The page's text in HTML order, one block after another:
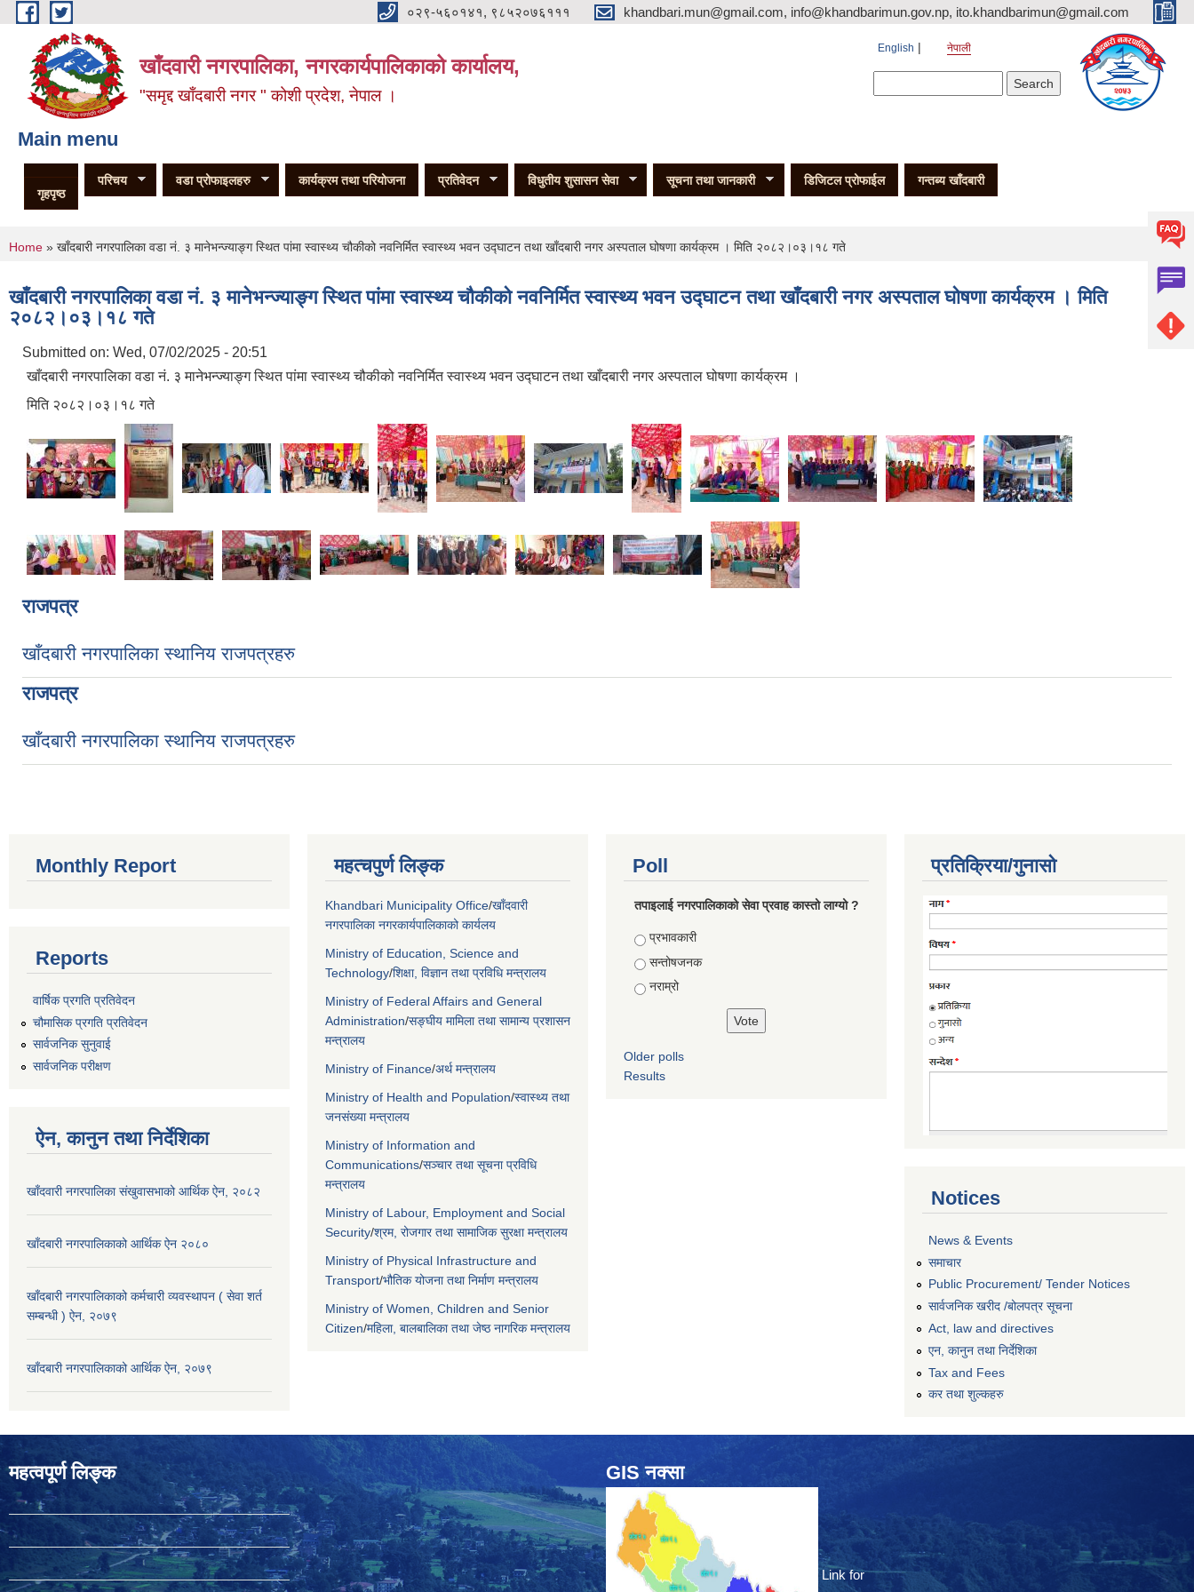
Skip to main content ०२९-५६०१४१, ९८५२०७६१११ khandbari.mun@gmail.com, info@khandbarimun.gov.np, ito.khandbarimun@gmail.com
खाँदवारी नगरपालिका, नगरकार्यपालिकाको कार्यालय,
"समृद्द खाँदबारी नगर " कोशी प्रदेश, नेपाल ।
English नेपाली
Main menu
गृहपृष्ठ
परिचय वडा प्रोफाइलहरु कार्यक्रम तथा परियोजना प्रतिवेदन विधुतीय शुसासन सेवा सूचना तथा जानकारी डिजिटल प्रोफाईल गन्तब्य खाँदबारी
You are here
Home » खाँदबारी नगरपालिका वडा नं. ३ मानेभन्ज्याङ्ग स्थित पांमा स्वास्थ्य चौकीको नवनिर्मित स्वास्थ्य भवन उद्घाटन तथा खाँदबारी नगर अस्पताल घोषणा कार्यक्रम । मिति २०८२।०३।१८ गते
खाँदबारी नगरपालिका वडा नं. ३ मानेभन्ज्याङ्ग स्थित पांमा स्वास्थ्य चौकीको नवनिर्मित स्वास्थ्य भवन उद्घाटन तथा खाँदबारी नगर अस्पताल घोषणा कार्यक्रम । मिति
२०८२।०३।१८ गते
Submitted on: Wed, 07/02/2025 - 20:51
खाँदबारी नगरपालिका वडा नं. ३ मानेभन्ज्याङ्ग स्थित पांमा स्वास्थ्य चौकीको नवनिर्मित स्वास्थ्य भवन उद्घाटन तथा खाँदबारी नगर अस्पताल घोषणा कार्यक्रम ।
मिति २०८२।०३।१८ गते
राजपत्र
खाँदबारी नगरपालिका स्थानिय राजपत्रहरु
राजपत्र
खाँदबारी नगरपालिका स्थानिय राजपत्रहरु
Monthly Report
Reports
वार्षिक प्रगति प्रतिवेदन
चौमासिक प्रगति प्रतिवेदन
सार्वजनिक सुनुवाई
सार्वजनिक परीक्षण
ऐन, कानुन तथा निर्देशिका
खाँदवारी नगरपालिका संखुवासभाको आर्थिक ऐन, २०८२
खाँदबारी नगरपालिकाको आर्थिक ऐन २०८०
खाँदबारी नगरपालिकाको कर्मचारी व्यवस्थापन ( सेवा शर्त
सम्बन्धी ) ऐन, २०७९
खाँदबारी नगरपालिकाको आर्थिक ऐन, २०७९
महत्चपुर्ण लिङ्क
Khandbari Municipality Office/खाँदवारी
नगरपालिका नगरकार्यपालिकाको कार्यलय
Ministry of Education, Science and
Technology/शिक्षा, विज्ञान तथा प्रविधि मन्त्रालय
Ministry of Federal Affairs and General
Administration/सङ्घीय मामिला तथा सामान्य प्रशासन
मन्त्रालय
Ministry of Finance/अर्थ मन्त्रालय
Ministry of Health and Population/स्वास्थ्य तथा
जनसंख्या मन्त्रालय
Ministry of Information and
Communications/सञ्चार तथा सूचना प्रविधि
मन्त्रालय
Ministry of Labour, Employment and Social
Security/श्रम, रोजगार तथा सामाजिक सुरक्षा मन्त्रालय
Ministry of Physical Infrastructure and
Transport/भौतिक योजना तथा निर्माण मन्त्रालय
Ministry of Women, Children and Senior
Citizen/महिला, बालबालिका तथा जेष्ठ नागरिक मन्त्रालय
Poll
तपाइलाई नगरपालिकाको सेवा प्रवाह कास्तो लाग्यो ?
Choices
प्रभावकारी
सन्तोषजनक
नराम्रो
Older polls
Results
प्रतिक्रिया/गुनासो
Notices
News & Events
समाचार
Public Procurement/ Tender Notices
सार्वजनिक खरीद /बोलपत्र सूचना
Act, law and directives
एन, कानुन तथा निर्देशिका
Tax and Fees
कर तथा शुल्कहरु
महत्वपूर्ण लिङ्क GIS नक्सा
Link for